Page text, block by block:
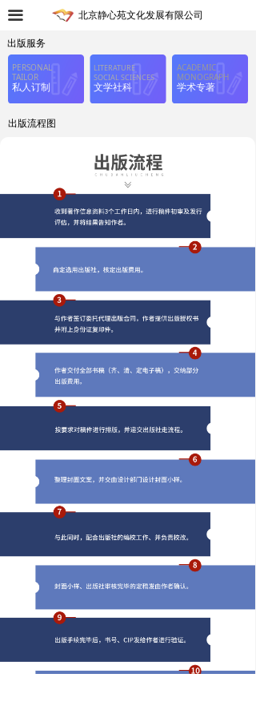
끀 北京静心苑文化发展有限公司
出版流程图
出版服务
PERSONAL
TAILOR
私人订制
LITERATURE
SOCIAL SCIENCES
文学社科
ACADEMIC
MONOGRAPH
学术专著